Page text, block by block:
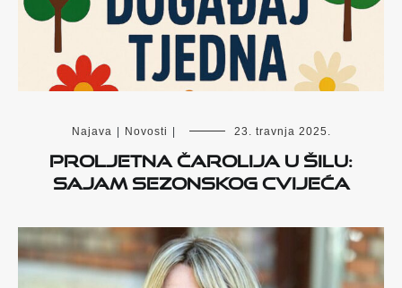
Najava Novosti 23. travnja 2025.
Proljetna čarolija u Šilu:
Sajam sezonskog cvijeća